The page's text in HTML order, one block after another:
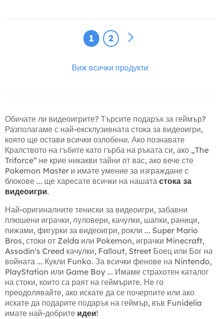
1 2
Виж всички продукти
Обичате ли видеоигрите? Търсите подарък за геймър?
Разполагаме с най-ексклузивната стока за видеоигри,
която ще остави всички озлобени. Ако познавате
Кралството на гъбите като гърба на ръката си, ако „The
Triforce“ не крие никакви тайни от вас, ако вече сте
Pokemon Master и имате умение за изграждане с
блокове ... ще харесате всички на нашата стока за
видеоигри.
Най-оригиналните тениски за видеоигри, забавни
плюшени играчки, пуловери, качулки, шапки, раници,
пижами, фигурки за видеоигри, рокли ... Super Mario
Bros, стоки от Zelda или Pokemon, играчки Minecraft,
Assodin's Creed качулки, Fallout, Street Боец или Бог на
войната ... Кукли Funko. За всички фенове на Nintendo,
PlayStation или Game Boy ... Имаме страхотен каталог
на стоки, които са раят на геймърите. Не го
преодолявайте, ако искате да се почерпите или ако
искате да подарите подарък на геймър, във Funidelia
имате най-добрите идеи!